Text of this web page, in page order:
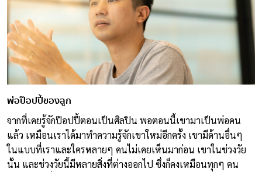
พ่อป๊อปปี้ของลูก
จากที่เคยรู้จักป๊อปปี้ตอนเป็นศิลปิน พอตอนนี้เขามาเป็นพ่อคน
แล้ว เหมือนเราได้มาทำความรู้จักเขาใหม่อีกครั้ง เขามีด้านอื่นๆ
ในแบบที่เราและใครหลายๆ คนไม่เคยเห็นมาก่อน เขาในช่วงวัย
นั้น และช่วงวัยนี้มีหลายสิ่งที่ต่างออกไป ซึ่งก็คงเหมือนทุกๆ คน